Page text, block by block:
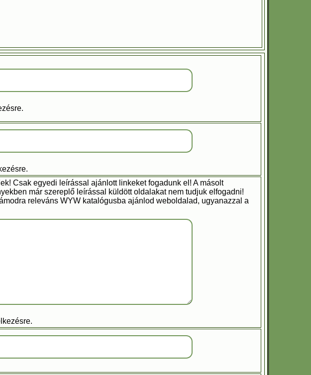
Csak egyedi leírással ajánlott linkeket fogadunk el! A másolt
már szereplő leírással küldött oldalakat nem tudjuk elfogadni!
releváns WYW katalógusba ajánlod weboldalad, ugyanazzal a